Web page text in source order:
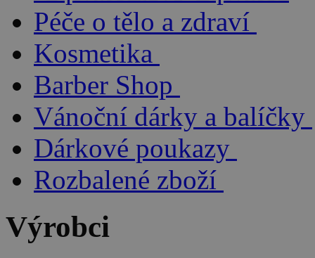
Péče o tělo a zdraví
Kosmetika
Barber Shop
Vánoční dárky a balíčky
Dárkové poukazy
Rozbalené zboží
Výrobci